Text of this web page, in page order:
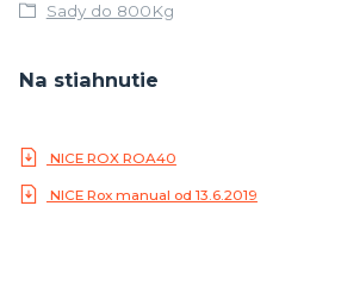
Sady do 800Kg
Na stiahnutie
NICE ROX ROA40
NICE Rox manual od 13.6.2019